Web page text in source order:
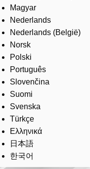
Magyar
Nederlands
Nederlands (België)
Norsk
Polski
Português
Slovenčina
Suomi
Svenska
Türkçe
Ελληνικά
日本語
한국어